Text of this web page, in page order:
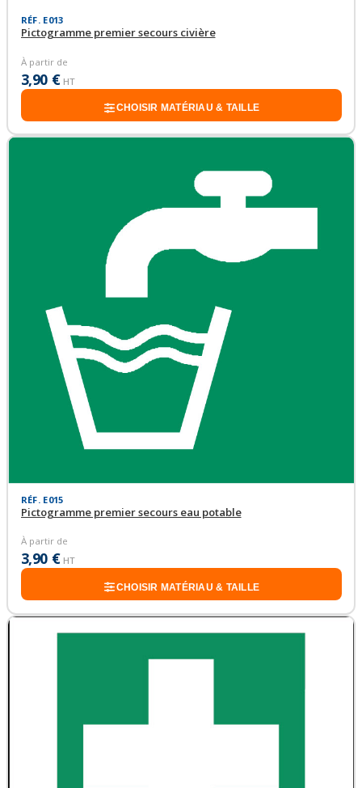
RÉF. E013
Pictogramme premier secours civière
À partir de
3,90 € HT
CHOISIR MATÉRIAU & TAILLE
RÉF. E015
Pictogramme premier secours eau potable
À partir de
3,90 € HT
CHOISIR MATÉRIAU & TAILLE